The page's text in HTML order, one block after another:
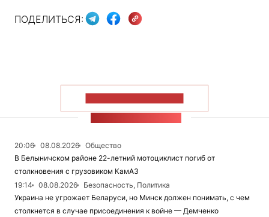
ПОДЕЛИТЬСЯ:
20:06 08.08.2026
Общество
В Белыничском районе 22-летний мотоциклист погиб от
столкновения с грузовиком КамАЗ
19:14
08.08.2026
Безопасность, Политика
Украина не угрожает Беларуси, но Минск должен понимать, с чем
столкнется в случае присоединения к войне — Демченко